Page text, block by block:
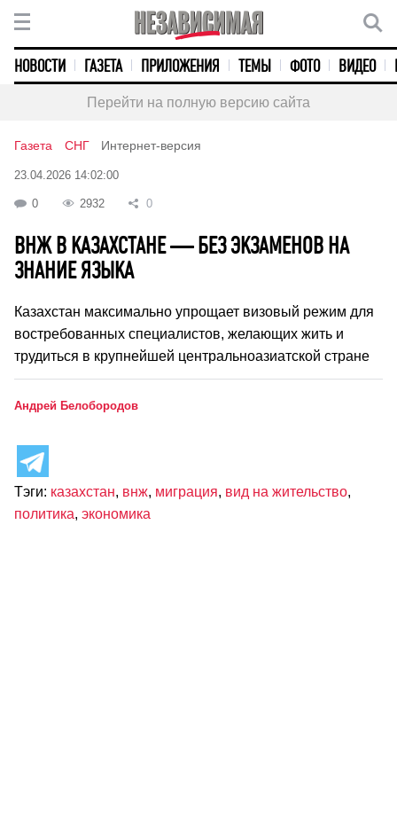
НОВОСТИ ГАЗЕТА ПРИЛОЖЕНИЯ ТЕМЫ ФОТО ВИДЕО
Перейти на полную версию сайта
Газета СНГ Интернет-версия
23.04.2026 14:02:00
0 2932 0
ВНЖ В КАЗАХСТАНЕ — БЕЗ ЭКЗАМЕНОВ НА
ЗНАНИЕ ЯЗЫКА
Казахстан максимально упрощает визовый режим для
востребованных специалистов, желающих жить и
трудиться в крупнейшей центральноазиатской стране
Андрей Белобородов
Тэги: казахстан, внж, миграция, вид на жительство,
политика, экономика